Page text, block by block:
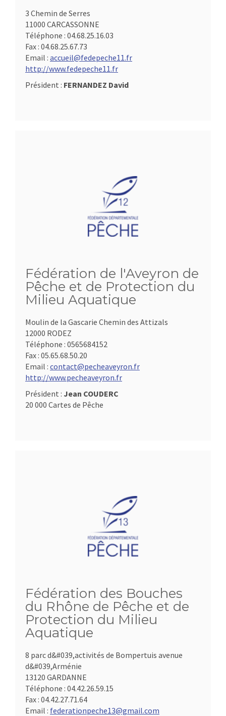
3 Chemin de Serres
11000 CARCASSONNE
Téléphone : 04.68.25.16.03
Fax : 04.68.25.67.73
Email : accueil@fedepeche11.fr
http://www.fedepeche11.fr
Président : FERNANDEZ David
Fédération de l'Aveyron de
Pêche et de Protection du
Milieu Aquatique
Moulin de la Gascarie Chemin des Attizals
12000 RODEZ
Téléphone : 0565684152
Fax : 05.65.68.50.20
Email : contact@pecheaveyron.fr
http://www.pecheaveyron.fr
Président : Jean COUDERC
20 000 Cartes de Pêche
Fédération des Bouches
du Rhône de Pêche et de
Protection du Milieu
Aquatique
8 parc d&#039,activités de Bompertuis avenue
d&#039,Arménie
13120 GARDANNE
Téléphone : 04.42.26.59.15
Fax : 04.42.27.71.64
Email : federationpeche13@gmail.com